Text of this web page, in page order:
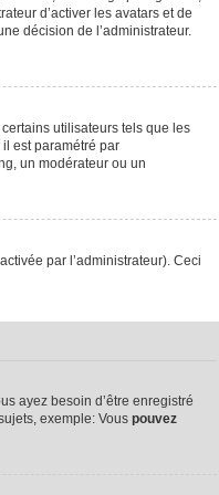
d’activer les avatars et de
décision de l’administrateur.
utilisateurs tels que les
est paramétré par
un modérateur ou un
par l’administrateur). Ceci
ayez besoin d’être enregistré
exemple: Vous pouvez